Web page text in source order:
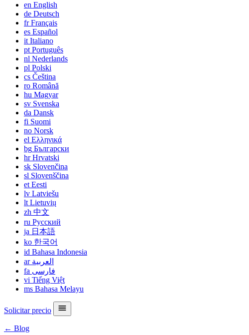
en English
de Deutsch
frFrançais
es Español
it Italiano
pt Português
nl Nederlands
pl Polski
cs Čeština
ro Română
hu Magyar
sv Svenska
da Dansk
fi Suomi
no Norsk
el Ελληνικά
bg Български
hrHrvatski
sk Slovenčina
sl Slovenščina
et Eesti
lv Latviešu
lt Lietuvių
zh 中文
ru Русский
ja 日本語
ko 한국어
id Bahasa Indonesia
ar العربية
fa فارسی
vi Tiếng Việt
ms Bahasa Melayu
Solicitar precio
← Blog